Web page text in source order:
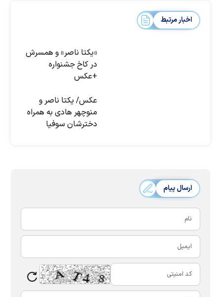
اخبار مرتبط
«یکتا ناصر» و همسرش
در کاخ جشنواره
+عکس
عکس/ یکتا ناصر و
منوچهر هادی به همراه
دخترشان سوفیا
ارسال پیام